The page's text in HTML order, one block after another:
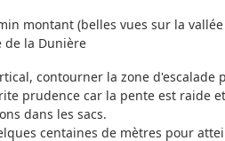
montant (belles vues sur la
de la Dunière
contourner la zone d'escalade
prudence car la pente est raide
dans les sacs.
centaines de mètres pour